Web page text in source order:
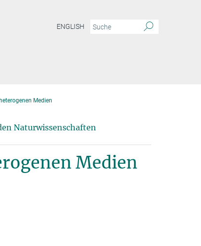
ENGLISH
Medien
Naturwissenschaften
Medien